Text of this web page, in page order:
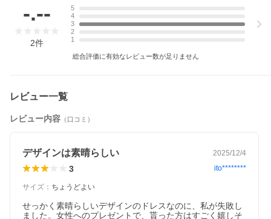
-.--
2件
5
4
3
2
1
総合評価に有効なレビュー数が足りません
レビュー一覧
レビュー内容 （口コミ）
デザインは素晴らしい 2025/12/4
3 ito********
サイズ ： ちょうどよい
せっかく素晴らしいデザインのドレスなのに、私が失敗し
ました。女性へのプレゼントで、貰った方はすごく嬉しそ